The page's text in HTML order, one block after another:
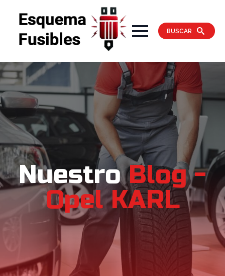
BUSCAR
Nuestro Blog -
Opel KARL